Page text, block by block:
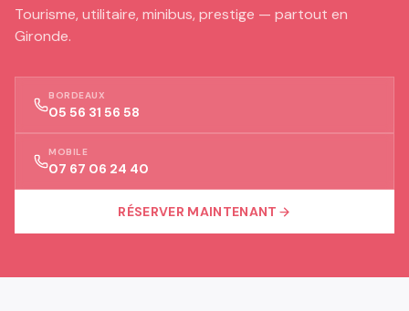
Tourisme, utilitaire, minibus, prestige — partout en
Gironde.
BORDEAUX
05 56 31 56 58
MOBILE
07 67 06 24 40
RÉSERVER MAINTENANT